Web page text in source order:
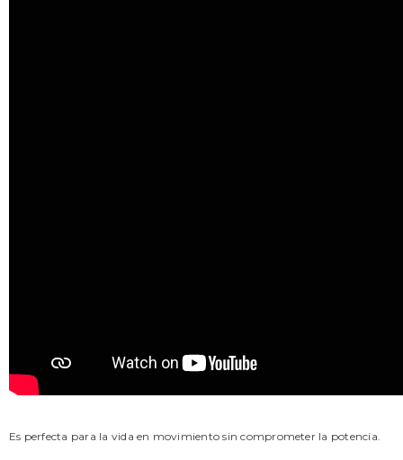
Es perfecta para la vida en movimiento sin comprometer la potencia.